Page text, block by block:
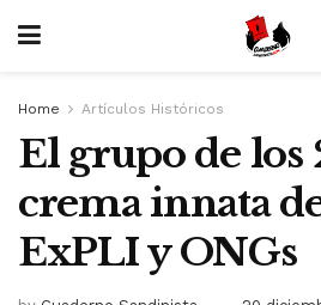
Home Artículos Históricos
El grupo de los
crema innata
ExPLI y ONGs